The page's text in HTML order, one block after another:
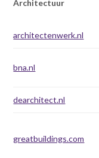
Architectuur
architectenwerk.nl
bna.nl
dearchitect.nl
greatbuildings.com